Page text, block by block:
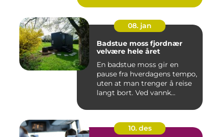
08. jan
Badstue moss fjordnær
velvære hele året
En badstue moss gir en
pause fra hverdagens tempo,
uten at man trenger å reise
langt bort. Ved vannk...
10. des